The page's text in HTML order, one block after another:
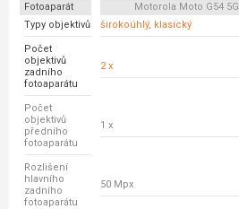
Fotoaparát Motorola Moto G54 5G
Typy objektivů
širokoúhlý, klasický
Počet
objektivů
zadního
fotoaparátu
2 x
Počet
objektivů
předního
fotoaparátu
1 x
Rozlišení
hlavního
zadního
fotoaparátu
50 Mpx